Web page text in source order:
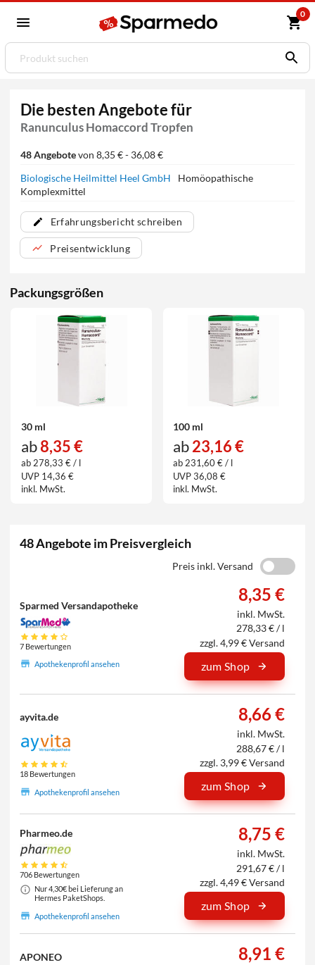
0
Die besten Angebote für
Ranunculus Homaccord Tropfen
48 Angebotevon 8,35 € - 36,08 €
Biologische Heilmittel Heel GmbH
Homöopathische
Komplexmittel
Erfahrungsbericht schreiben
Preisentwicklung
Packungsgrößen
30 ml
ab8,35 €
ab 278,33 € / l
UVP 14,36 €
inkl. MwSt.
100 ml
ab23,16 €
ab 231,60 € / l
UVP 36,08 €
inkl. MwSt.
48 Angebote im Preisvergleich
Preis inkl. Versand
Sparmed Versandapotheke
7 Bewertungen
Apothekenprofil ansehen
8,35 €
inkl. MwSt.
278,33 € / l
zzgl. 4,99 € Versand
zum Shop
ayvita.de
18 Bewertungen
Apothekenprofil ansehen
8,66 €
inkl. MwSt.
288,67 € / l
zzgl. 3,99 € Versand
zum Shop
Pharmeo.de
706 Bewertungen
Nur 4,30€ bei Lieferung an
Hermes PaketShops.
Apothekenprofil ansehen
8,75 €
inkl. MwSt.
291,67 € / l
zzgl. 4,49 € Versand
zum Shop
APONEO 8,91 €